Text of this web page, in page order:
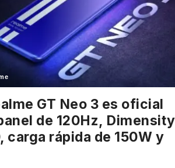
GT Neo 3 es oficial
de 120Hz, Dimensity
carga rápida de 150W y